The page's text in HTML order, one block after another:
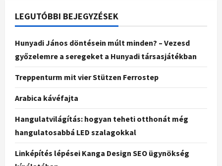
LEGUTÓBBI BEJEGYZÉSEK
Hunyadi János döntésein múlt minden? – Vezesd
győzelemre a seregeket a Hunyadi társasjátékban
Treppenturm mit vier Stützen Ferrostep
Arabica kávéfajta
Hangulatvilágítás: hogyan teheti otthonát még
hangulatosabbá LED szalagokkal
Linképítés lépései Kanga Design SEO ügynökség